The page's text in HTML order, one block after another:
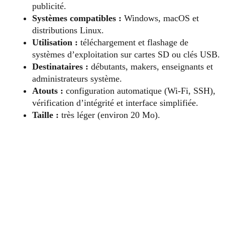
publicité.
Systèmes compatibles : Windows, macOS et
distributions Linux.
Utilisation : téléchargement et flashage de
systèmes d’exploitation sur cartes SD ou clés USB.
Destinataires : débutants, makers, enseignants et
administrateurs système.
Atouts : configuration automatique (Wi-Fi, SSH),
vérification d’intégrité et interface simplifiée.
Taille : très léger (environ 20 Mo).